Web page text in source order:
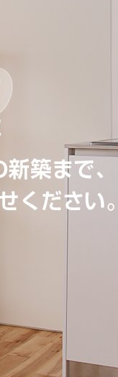
築まで、
ください。